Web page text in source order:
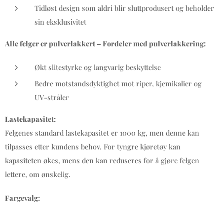
Tidløst design som aldri blir sluttprodusert og beholder
sin eksklusivitet
Alle felger er pulverlakkert – Fordeler med pulverlakkering:
Økt slitestyrke og langvarig beskyttelse
Bedre motstandsdyktighet mot riper, kjemikalier og
UV-stråler
Lastekapasitet:
Felgenes standard lastekapasitet er 1000 kg, men denne kan
tilpasses etter kundens behov. For tyngre kjøretøy kan
kapasiteten økes, mens den kan reduseres for å gjøre felgen
lettere, om ønskelig.
Fargevalg: